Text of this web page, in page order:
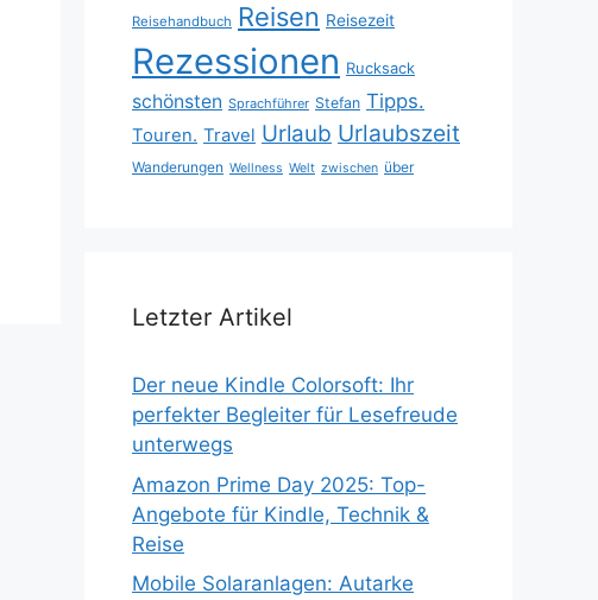
Reisehandbuch Reisen Reisezeit
Rezessionen Rucksack
schönsten Sprachführer Stefan Tipps.
Touren. Travel Urlaub Urlaubszeit
Wanderungen Wellness Welt zwischen über
Letzter Artikel
Der neue Kindle Colorsoft: Ihr
perfekter Begleiter für Lesefreude
unterwegs
Amazon Prime Day 2025: Top-
Angebote für Kindle, Technik &
Reise
Mobile Solaranlagen: Autarke